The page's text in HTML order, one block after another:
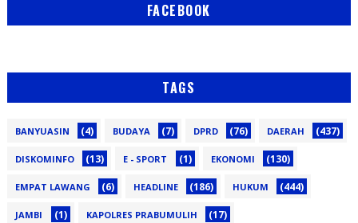
FACEBOOK
TAGS
BANYUASIN (4) BUDAYA (7) DPRD (76) DAERAH (437)
DISKOMINFO (13) E - SPORT (1) EKONOMI (130)
EMPAT LAWANG (6) HEADLINE (186) HUKUM (444)
JAMBI (1) KAPOLRES PRABUMULIH (17)